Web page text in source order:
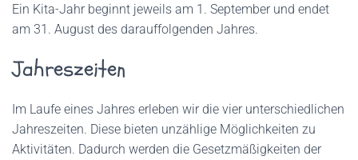
Ein Kita-Jahr beginnt jeweils am 1. September und endet
am 31. August des darauffolgenden Jahres.
Jahreszeiten
Im Laufe eines Jahres erleben wir die vier unterschiedlichen
Jahreszeiten. Diese bieten unzählige Möglichkeiten zu
Aktivitäten. Dadurch werden die Gesetzmäßigkeiten der